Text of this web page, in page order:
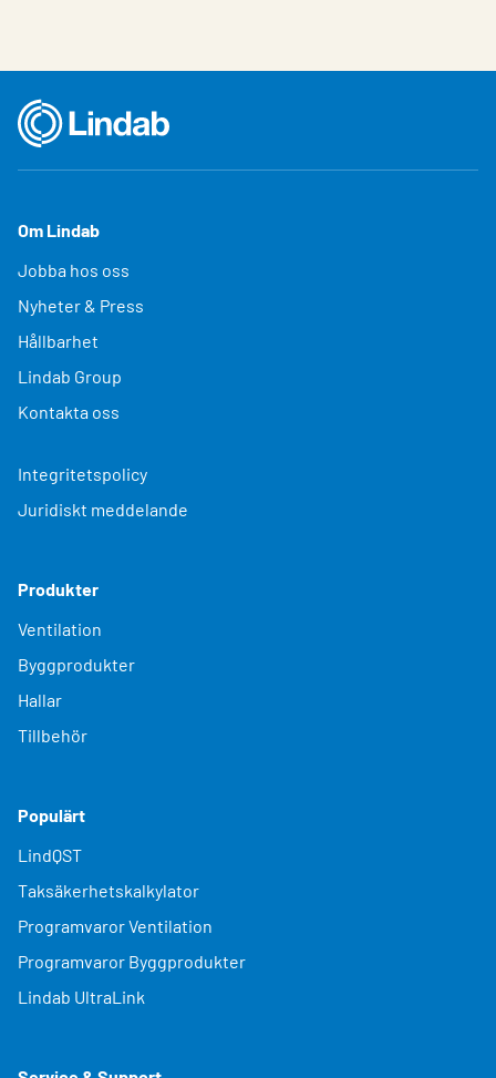
Om Lindab
Jobba hos oss
Nyheter & Press
Hållbarhet
Lindab Group
Kontakta oss
Integritetspolicy
Juridiskt meddelande
Produkter
Ventilation
Byggprodukter
Hallar
Tillbehör
Populärt
LindQST
Taksäkerhetskalkylator
Programvaror Ventilation
Programvaror Byggprodukter
Lindab UltraLink